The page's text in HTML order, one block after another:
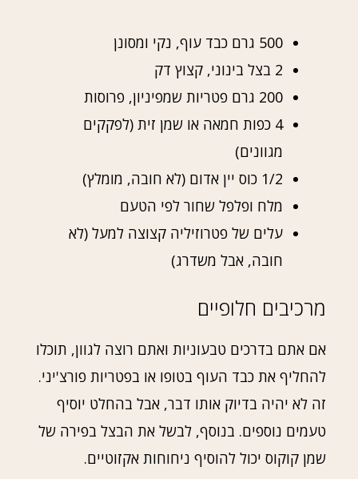
500 גרם כבד עוף, נקי ומסונן
2 בצל בינוני, קצוץ דק
200 גרם פטריות שמפיניון, פרוסות
4 כפות חמאה או שמן זית (לפקקים
מגוונים)
1/2 כוס יין אדום (לא חובה, מומלץ)
מלח ופלפל שחור לפי הטעם
עלים של פטרוזיליה קצוצה למעל (לא
חובה, אבל משדרג)
מרכיבים חלופיים
אם אתם בדרכים טבעוניות ואתם רוצה לגוון, תוכלו
להחליף את כבד העוף בטופו או בפטריות פורצ'יני.
זה לא יהיה בדיוק אותו דבר, אבל בהחלט יוסיף
טעמים נוספים. בנוסף, לבשל את הבצל בפירה של
שמן קוקוס יכול להוסיף ניחוחות אקזוטיים.